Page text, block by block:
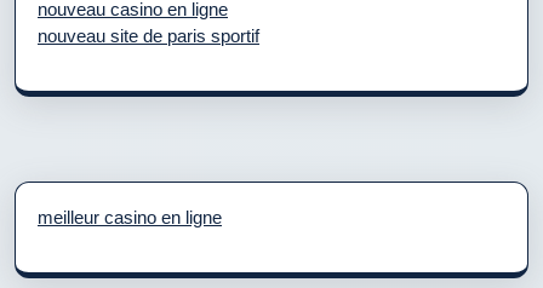
nouveau casino en ligne
nouveau site de paris sportif
meilleur casino en ligne